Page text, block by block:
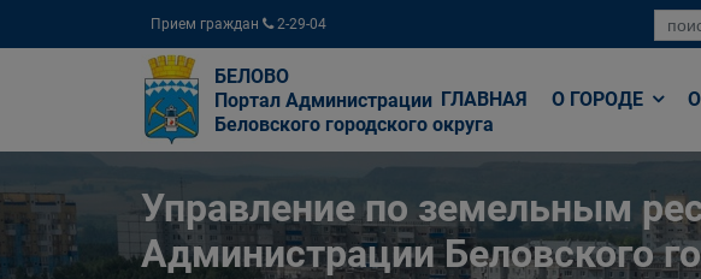
Прием граждан 2-29-04
БЕЛОВО
Портал Администрации
Беловского городского округа
ГЛАВНАЯ О ГОРОДЕ
Управление по земельным
Администрации Беловского